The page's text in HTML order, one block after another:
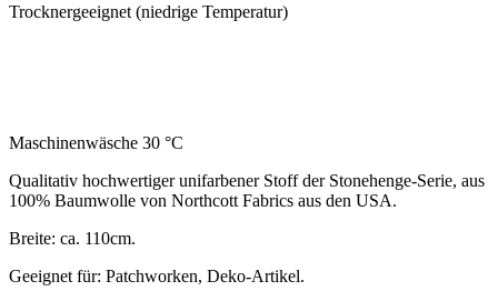
Trocknergeeignet (niedrige Temperatur)
Maschinenwäsche 30 °C
Qualitativ hochwertiger unifarbener Stoff der Stonehenge-Serie, aus
100% Baumwolle von Northcott Fabrics aus den USA.
Breite: ca. 110cm.
Geeignet für: Patchworken, Deko-Artikel.